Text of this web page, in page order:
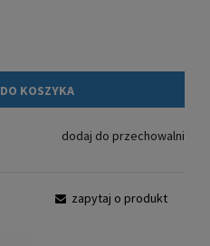
DO KOSZYKA
dodaj do przechowalni
zapytaj o produkt